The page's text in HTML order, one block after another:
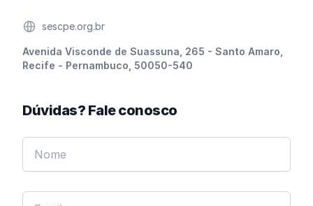
Websitesescpe.org.br
Endereço
Avenida Visconde de Suassuna, 265 - Santo Amaro,
Recife - Pernambuco, 50050-540
Dúvidas? Fale conosco